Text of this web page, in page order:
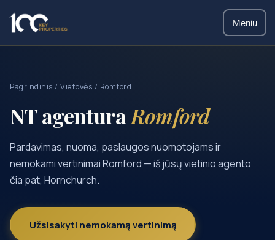
Meniu
Pagrindinis / Vietovės / Romford
NT agentūraRomford
Pardavimas, nuoma, paslaugos nuomotojams ir
nemokami vertinimai Romford — iš jūsų vietinio agento
čia pat, Hornchurch.
Užsisakyti nemokamą vertinimą